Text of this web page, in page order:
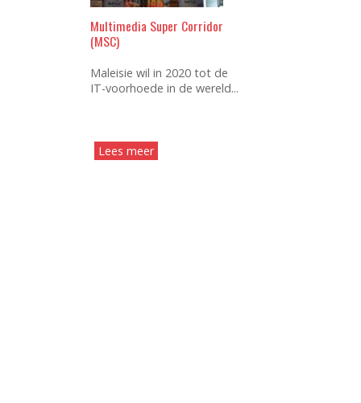
Multimedia Super Corridor
(MSC)
Maleisie wil in 2020 tot de
IT-voorhoede in de wereld...
Lees meer